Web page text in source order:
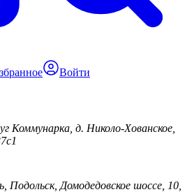
Войти
Коммунарка, д. Николо-Хованское,
Подольск, Домодедовское шоссе, 10,